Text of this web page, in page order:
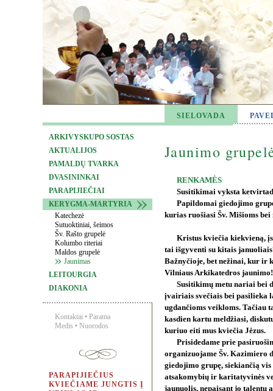
SIELOVADA
ARKIVYSKUPO SOSTAS
AKTUALIJOS
PAMALDŲ TVARKA
DVASININKAI
PARAPIJIEČIAI
KERYGMA-MARTYRIA
Katechezė
Sutuoktiniai, šeimos
Šv. Rašto grupelė
Kolumbo riteriai
Maldos grupelė
Jaunimas
LEITOURGIA
DIAKONIA
Kontaktai • Parama
Medis • Nuorodos
PARAPIJIEČIUS
KVIEČIAME JUNGTIS Į
Jaunimo
RENKAMĖS
Susitikimai vyksta
Papildomai giedojimo
kurias ruošiasi Šv. Mišioms bei
Kristus kviečia kiekvieną,
tai išgyventi su kitais
Bažnyčioje, bet nežinai, kur ir
Vilniaus Arkikatedros jaunimo!
Susitikimų metu nariai bei
įvairiais svečiais bei pasilieka
ugdančioms veikloms. Tačiau
kasdien kartu meldžiasi,
kuriuo eiti mus kviečia Jėzus.
Prisidedame prie
organizuojame Šv. Kazimiero
giedojimo grupę, siekiančią
atsakomybių ir karitatyvinės
jaunuolis, nepaisant jo talentų